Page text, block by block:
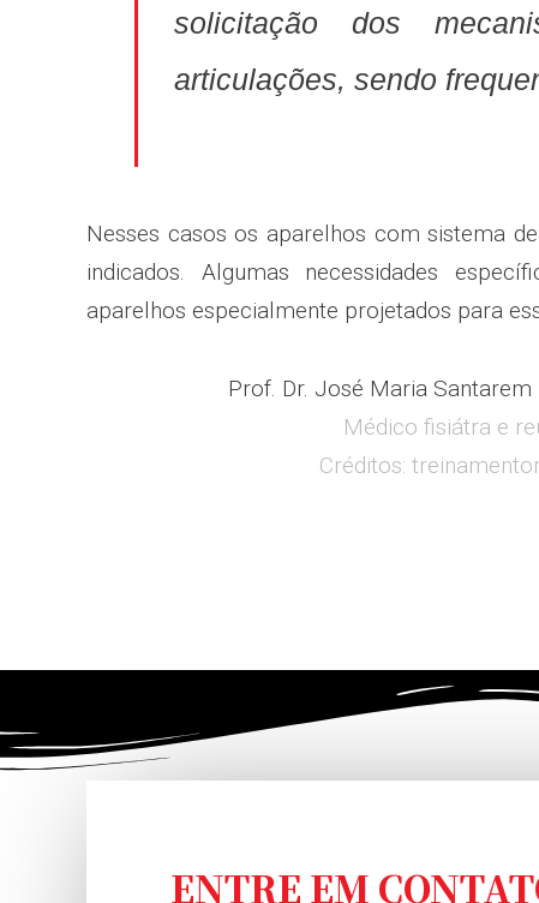
solicitação dos
articulações, sendo
Nesses casos os aparelhos com sistema
indicados. Algumas necessidades
aparelhos especialmente projetados para
Prof. Dr. José Maria Santarem
Médico fisiátra e
Créditos:
ENTRE EM